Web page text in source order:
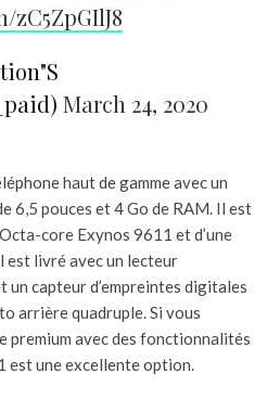
March 24, 2020
haut de gamme avec un
6,5 pouces et 4 Go de RAM. Il est
core Exynos 9611 et d’une
est livré avec un lecteur
un capteur d’empreintes digitales
arrière quadruple. Si vous
premium avec des fonctionnalités
est une excellente option.